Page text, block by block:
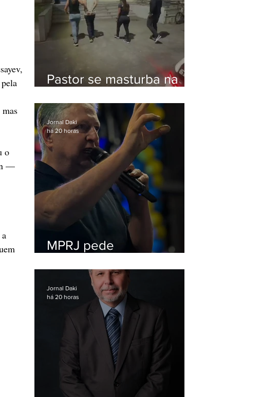
o
—
Pastor se masturba na
preso na Zona Oeste
MPRJ pede
Garotinho
Jornal Daki
há 20 horas
Jornal Daki
há 20 horas